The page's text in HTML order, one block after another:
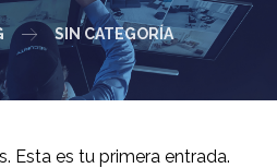
SIN CATEGORÍA
Esta es tu primera entrada.